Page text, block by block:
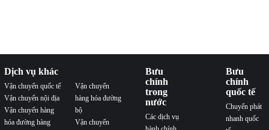
Dịch vụ khác
Vận chuyển quốc tế
Vận chuyển nội địa
Vận chuyển hàng
hóa đường hàng
Vận chuyển
hàng hóa đường
bộ
Vận chuyển
Bưu
chính
trong
nước
Các dịch vụ
Bưu
chính
quốc tế
Chuyển phát
nhanh quốc